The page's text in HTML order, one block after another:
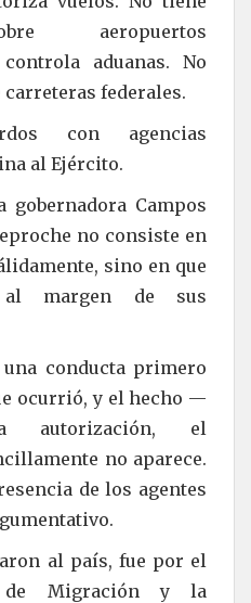
aeropuertos
aduanas. No
federales.
con agencias
al Ejército.
Campos
no consiste en
sino en que
margen de sus
conducta primero
ocurrió, y el hecho —
autorización, el
no aparece.
de los agentes
al país, fue por el
de Migración y la